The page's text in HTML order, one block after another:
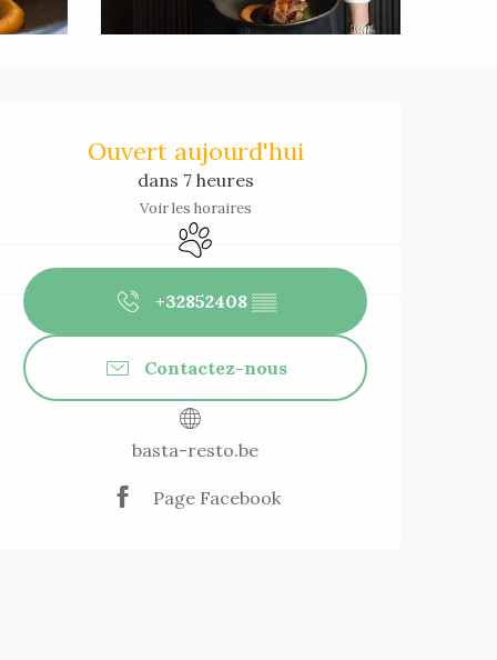
Ouverture et
Ouvert aujourd'hui
dans 7 heures
Voir les horaires
Animaux acceptés
+32852408 ▒▒
Contactez-nous
basta-resto.be
Page Facebook